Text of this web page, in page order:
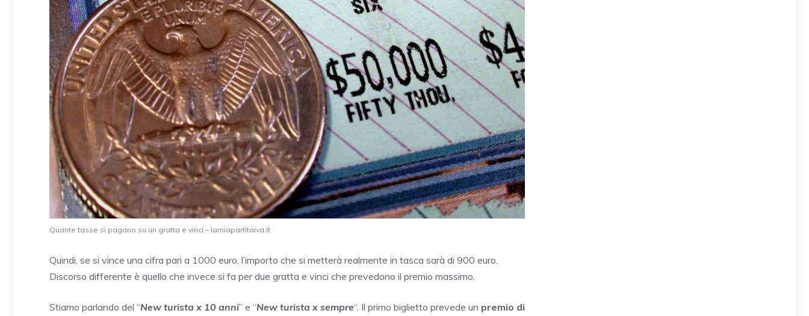
Quante tasse si pagano su un gratta e vinci – lamiapartitaiva.it
Quindi, se si vince una cifra pari a 1000 euro, l’importo che si metterà realmente in tasca sarà di 900 euro.
Discorso differente è quello che invece si fa per due gratta e vinci che prevedono il premio massimo.
Stiamo parlando del “New turista x 10 anni” e “New turista x sempre“. Il primo biglietto prevede un premio di